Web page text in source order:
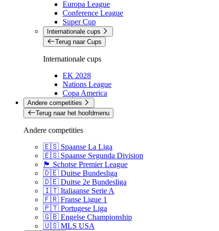
Europa League
Conference League
Super Cup
Internationale cups
Terug naar Cups
Internationale cups
EK 2028
Nations League
Copa America
Andere competities
Terug naar het hoofdmenu
Andere competities
🇪🇸 Spaanse La Liga
🇪🇸 Spaanse Segunda Division
🏴󠁧󠁢󠁳󠁣󠁴󠁿 Schotse Premier League
🇩🇪 Duitse Bundesliga
🇩🇪 Duitse 2e Bundesliga
🇮🇹 Italiaanse Serie A
🇫🇷 Franse Ligue 1
🇵🇹 Portugese Liga
🇬🇧 Engelse Championship
🇺🇸 MLS USA